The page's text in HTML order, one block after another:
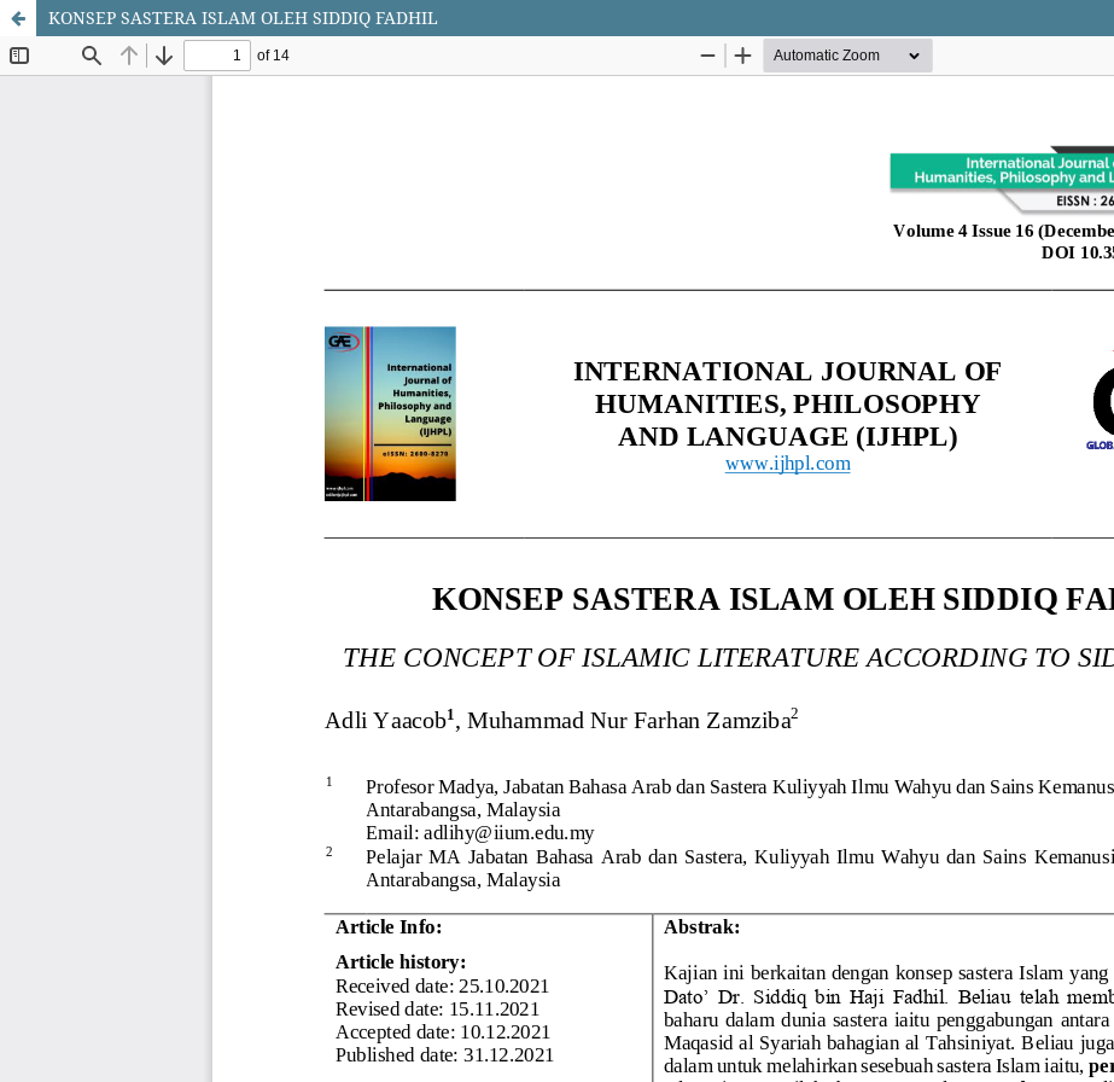
KONSEP SASTERA ISLAM OLEH SIDDIQ FADHIL